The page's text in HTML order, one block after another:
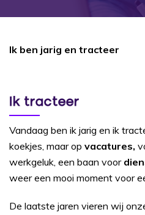
Ik ben jarig en tracteer
Ik tracteer
Vandaag ben ik jarig en ik
koekjes, maar op vacatures,
werkgeluk, een baan voor
weer een mooi moment voor
De laatste jaren vieren wij